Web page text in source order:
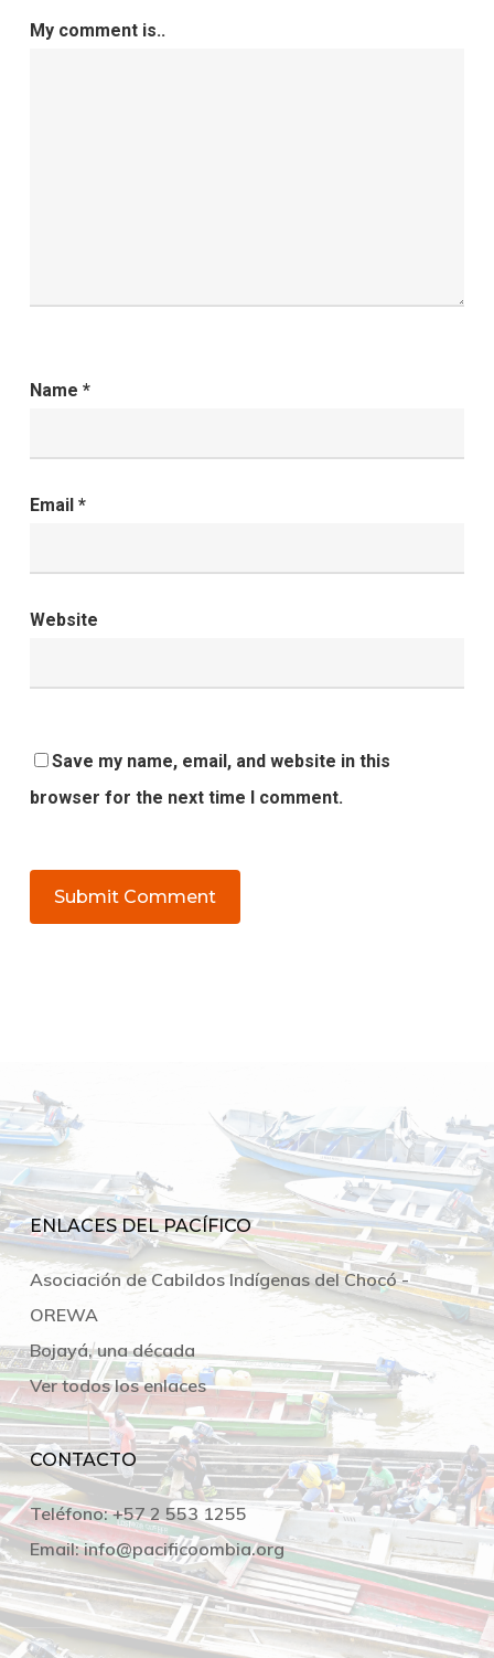
My comment is..
Name *
Email *
Website
Save my name, email, and website in this
browser for the next time I comment.
ENLACES DEL PACÍFICO
Asociación de Cabildos Indígenas del Chocó -
OREWA
Bojayá, una década
Ver todos los enlaces
CONTACTO
Teléfono:+57 2 553 1255
Email: info@pacificoombia.org